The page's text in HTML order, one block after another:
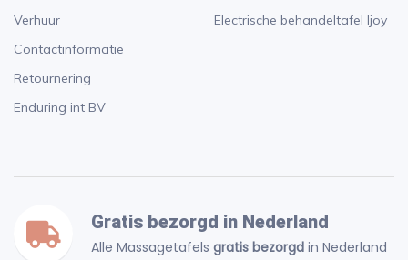
Verhuur
Contactinformatie
Retournering
Enduring int BV
Electrische behandeltafel Ijoy
Gratis bezorgd in Nederland
Alle Massagetafels gratis bezorgd in Nederland